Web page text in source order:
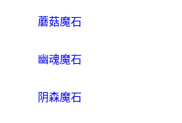
蘑菇魔石
幽魂魔石
阴森魔石